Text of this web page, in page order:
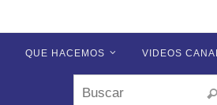
QUE HACEMOS VIDEOS